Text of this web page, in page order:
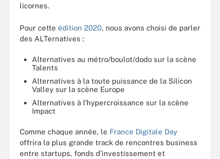
licornes.
Pour cette édition 2020, nous avons choisi de parler
des ALTernatives :
Alternatives au métro/boulot/dodo sur la scène
Talents
Alternatives à la toute puissance de la Silicon
Valley sur la scène Europe
Alternatives à l’hypercroissance sur la scène
Impact
Comme chaque année, le France Digitale Day
offrira la plus grande track de rencontres business
entre startups, fonds d’investissement et